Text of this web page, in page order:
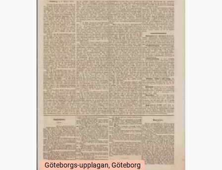
Göteborgs-upplagan, Göteborg